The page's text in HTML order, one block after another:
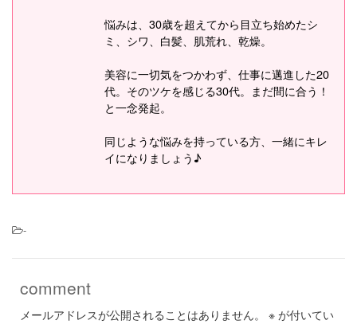
悩みは、30歳を超えてから目立ち始めたシ
ミ、シワ、白髪、肌荒れ、乾燥。
美容に一切気をつかわず、仕事に邁進した20
代。そのツケを感じる30代。まだ間に合う！
と一念発起。
同じような悩みを持っている方、一緒にキレ
イになりましょう♪
-
comment
メールアドレスが公開されることはありません。 ※ が付いてい